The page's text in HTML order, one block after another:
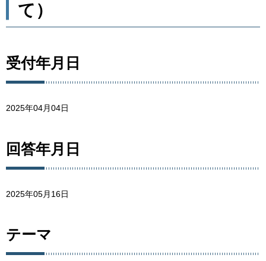
て）
受付年月日
2025年04月04日
回答年月日
2025年05月16日
テーマ